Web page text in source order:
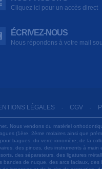
Cliquez ici pour un accès direct
ÉCRIVEZ-NOUS
Nous répondons à votre mail
LÉGALES - CGV -
Nous vendons du matériel
(1ère, 2ème molaires ainsi que
bagues, du verre ionomère, de la
des pinces, des instruments à
des séparateurs, des ligatures
bandes de nuque, des arcs faciaux,